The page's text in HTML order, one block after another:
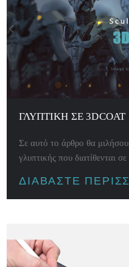
ΓΛΥΠΤΙΚΉ ΣΕ 3DCOAT
Σε αυτό το άρθρο θα
γλυπτικής που διατίθενται
ΔΙΑΒΆΣΤΕ